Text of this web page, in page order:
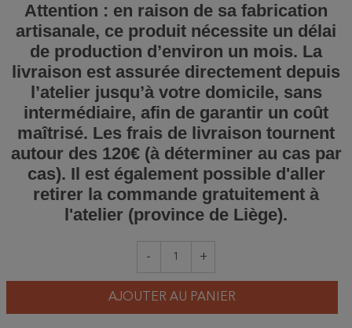
Attention : en raison de sa fabrication
artisanale, ce produit nécessite un délai
de production d’environ un mois. La
livraison est assurée directement depuis
l’atelier jusqu’à votre domicile, sans
intermédiaire, afin de garantir un coût
maîtrisé. Les frais de livraison tournent
autour des 120€ (à déterminer au cas par
cas). Il est également possible d'aller
retirer la commande gratuitement à
l'atelier (province de Liège).
- +
AJOUTER AU PANIER